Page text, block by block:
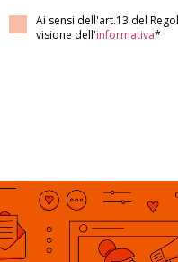
Ai sensi dell'art.13 del
visione dell'informativa*